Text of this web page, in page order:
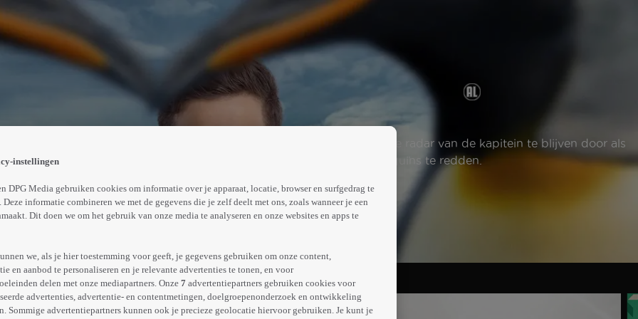
mee naar Antarctica. Onderzoeker Andy helpt haar om onder de radar van de kapitein te blijven door als
samen, terwijl ze proberen zowel Emma's vader als een kolonie pinguïns te redden.
Abonneren op Videoland
instellingen
DPG Media gebruiken cookies om informatie over je apparaat, locatie, browser en surfgedrag te
Deze informatie combineren we met de gegevens die je zelf deelt met ons, zoals wanneer je een
Dit doen we om het gebruik van onze media te analyseren en onze websites en apps te
we, als je hier toestemming voor geeft, je gegevens gebruiken om onze content,
en aanbod te personaliseren en je relevante advertenties te tonen, en voor
delen met onze mediapartners. Onze 7 advertentiepartners gebruiken cookies voor
advertenties, advertentie- en contentmetingen, doelgroepenonderzoek en ontwikkeling
Sommige advertentiepartners kunnen ook je precieze geolocatie hiervoor gebruiken. Je kunt je